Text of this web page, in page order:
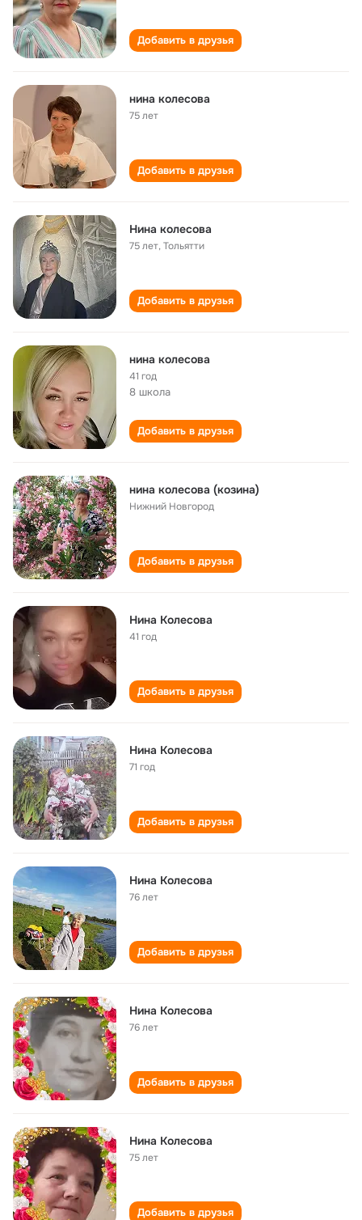
Добавить в друзья
нина колесова
75 лет
Добавить в друзья
Нина колесова
75 лет,Тольятти
Добавить в друзья
нина колесова
41 год
8 школа
Добавить в друзья
нина колесова (козина)
Нижний Новгород
Добавить в друзья
Нина Колесова
41 год
Добавить в друзья
Нина Колесова
71 год
Добавить в друзья
Нина Колесова
76 лет
Добавить в друзья
Нина Колесова
76 лет
Добавить в друзья
Нина Колесова
75 лет
Добавить в друзья